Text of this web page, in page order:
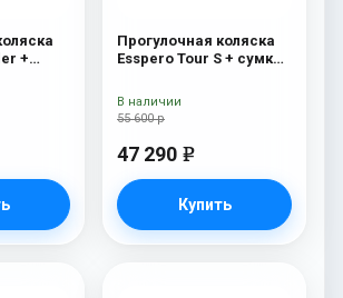
+
Прогулочная коляска
Esspero Tour S + сумка
55 600 р
47 290 e
Купить
В наличии